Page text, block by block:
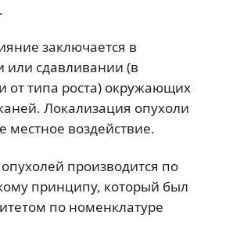
заключается в
или сдавливании (в
от типа роста) окружающих
Локализация опухоли
местное воздействие.
производится по
принципу, который был
по номенклатуре